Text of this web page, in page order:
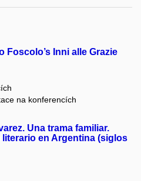
Foscolo’s Inni alle Grazie
na konferencích
Una trama familiar.
en Argentina (siglos